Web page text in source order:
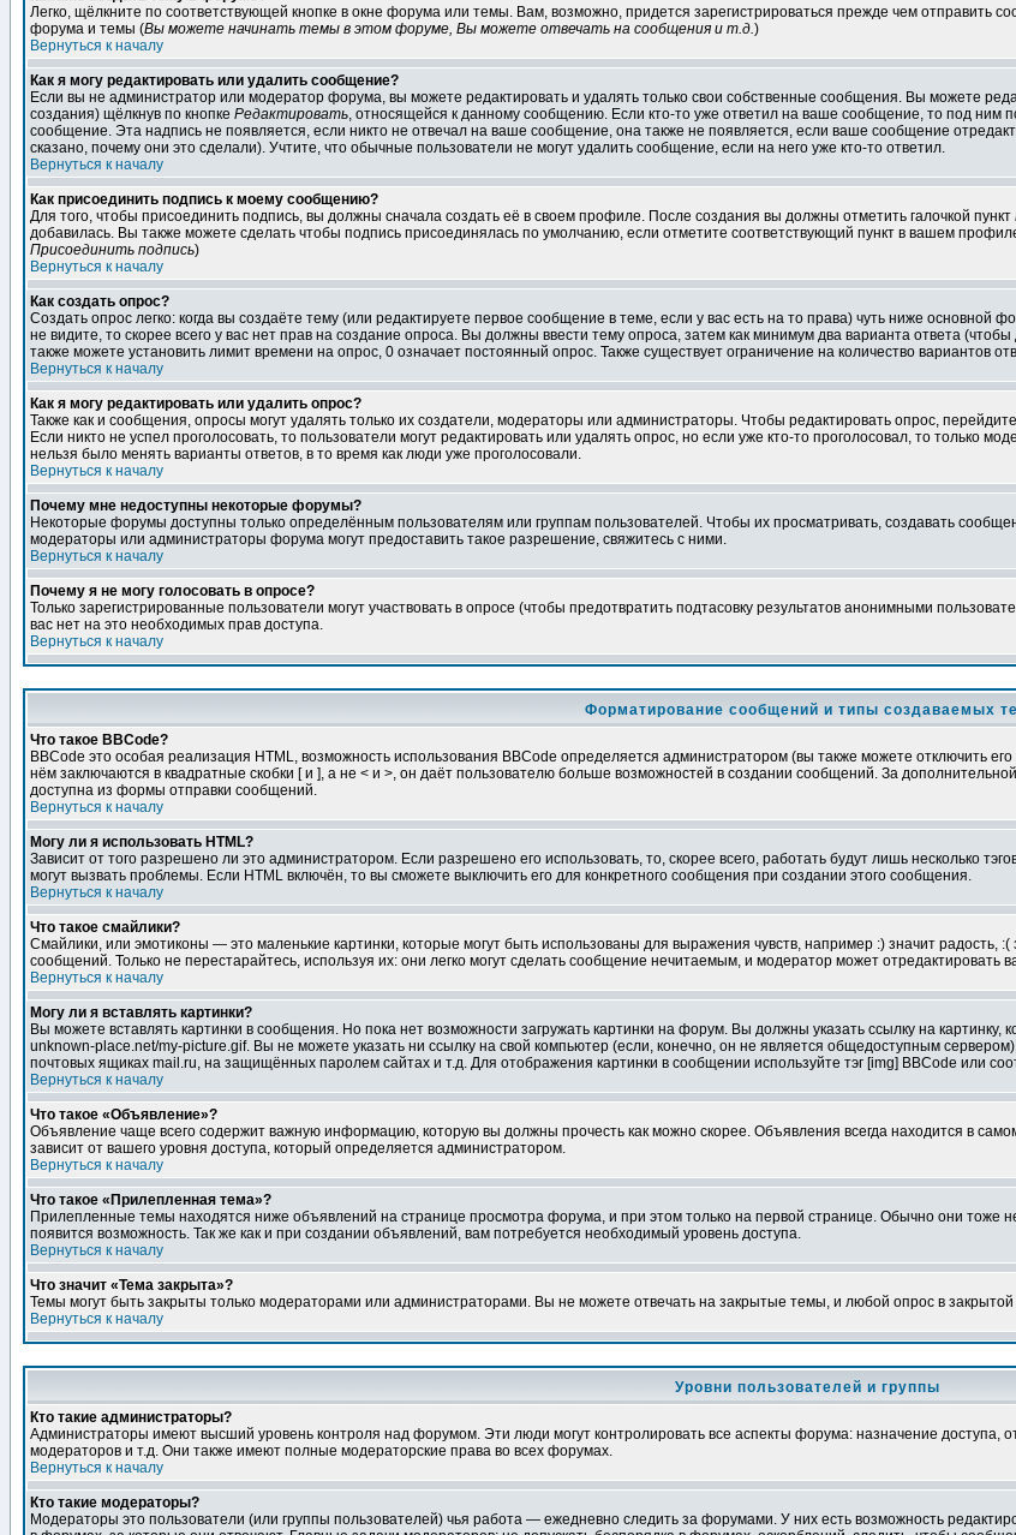
Легко, щёлкните по соответствующей кнопке в окне форума или темы. Вам, возможно, придется зарегистрироваться прежде чем отправить
форума и темы (Вы можете начинать темы в этом форуме, Вы можете отвечать на сообщения и т.д.)
Вернуться к началу
Как я могу редактировать или удалить сообщение?
Если вы не администратор или модератор форума, вы можете редактировать и удалять только свои собственные сообщения. Вы можете
создания) щёлкнув по кнопке Редактировать, относящейся к данному сообщению. Если кто-то уже ответил на ваше сообщение, то под ним
сообщение. Эта надпись не появляется, если никто не отвечал на ваше сообщение, она также не появляется, если ваше сообщение
сказано, почему они это сделали). Учтите, что обычные пользователи не могут удалить сообщение, если на него уже кто-то ответил.
Вернуться к началу
Как присоединить подпись к моему сообщению?
Для того, чтобы присоединить подпись, вы должны сначала создать её в своем профиле. После создания вы должны отметить галочкой пункт
добавилась. Вы также можете сделать чтобы подпись присоединялась по умолчанию, если отметите соответствующий пункт в вашем
Присоединить подпись)
Вернуться к началу
Как создать опрос?
Создать опрос легко: когда вы создаёте тему (или редактируете первое сообщение в теме, если у вас есть на то права) чуть ниже
не видите, то скорее всего у вас нет прав на создание опроса. Вы должны ввести тему опроса, затем как минимум два варианта ответа
также можете установить лимит времени на опрос, 0 означает постоянный опрос. Также существует ограничение на количество вариантов
Вернуться к началу
Как я могу редактировать или удалить опрос?
Также как и сообщения, опросы могут удалять только их создатели, модераторы или администраторы. Чтобы редактировать опрос,
Если никто не успел проголосовать, то пользователи могут редактировать или удалять опрос, но если уже кто-то проголосовал, то только
нельзя было менять варианты ответов, в то время как люди уже проголосовали.
Вернуться к началу
Почему мне недоступны некоторые форумы?
Некоторые форумы доступны только определённым пользователям или группам пользователей. Чтобы их просматривать, создавать
модераторы или администраторы форума могут предоставить такое разрешение, свяжитесь с ними.
Вернуться к началу
Почему я не могу голосовать в опросе?
Только зарегистрированные пользователи могут участвовать в опросе (чтобы предотвратить подтасовку результатов анонимными
вас нет на это необходимых прав доступа.
Вернуться к началу
Форматирование сообщений и типы создаваемых
Что такое BBCode?
BBCode это особая реализация HTML, возможность использования BBCode определяется администратором (вы также можете отключить
нём заключаются в квадратные скобки [ и ], а не < и >, он даёт пользователю больше возможностей в создании сообщений. За
доступна из формы отправки сообщений.
Вернуться к началу
Могу ли я использовать HTML?
Зависит от того разрешено ли это администратором. Если разрешено его использовать, то, скорее всего, работать будут лишь несколько
могут вызвать проблемы. Если HTML включён, то вы сможете выключить его для конкретного сообщения при создании этого сообщения.
Вернуться к началу
Что такое смайлики?
Смайлики, или эмотиконы — это маленькие картинки, которые могут быть использованы для выражения чувств, например :) значит радость,
сообщений. Только не перестарайтесь, используя их: они легко могут сделать сообщение нечитаемым, и модератор может отредактировать
Вернуться к началу
Могу ли я вставлять картинки?
Вы можете вставлять картинки в сообщения. Но пока нет возможности загружать картинки на форум. Вы должны указать ссылку на
unknown-place.net/my-picture.gif. Вы не можете указать ни ссылку на свой компьютер (если, конечно, он не является общедоступным
почтовых ящиках mail.ru, на защищённых паролем сайтах и т.д. Для отображения картинки в сообщении используйте тэг [img] BBCode или
Вернуться к началу
Что такое «Объявление»?
Объявление чаще всего содержит важную информацию, которую вы должны прочесть как можно скорее. Объявления всегда находится в
зависит от вашего уровня доступа, который определяется администратором.
Вернуться к началу
Что такое «Прилепленная тема»?
Прилепленные темы находятся ниже объявлений на странице просмотра форума, и при этом только на первой странице. Обычно они тоже
появится возможность. Так же как и при создании объявлений, вам потребуется необходимый уровень доступа.
Вернуться к началу
Что значит «Тема закрыта»?
Темы могут быть закрыты только модераторами или администраторами. Вы не можете отвечать на закрытые темы, и любой опрос в
Вернуться к началу
Уровни пользователей и группы
Кто такие администраторы?
Администраторы имеют высший уровень контроля над форумом. Эти люди могут контролировать все аспекты форума: назначение доступа,
модераторов и т.д. Они также имеют полные модераторские права во всех форумах.
Вернуться к началу
Кто такие модераторы?
Модераторы это пользователи (или группы пользователей) чья работа — ежедневно следить за форумами. У них есть возможность